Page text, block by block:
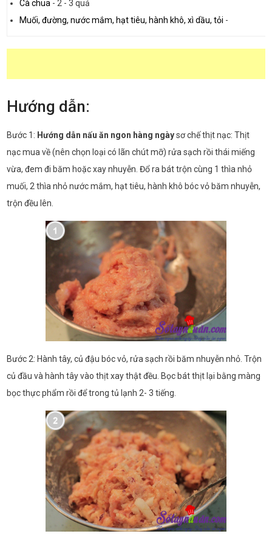
Cà chua -2 - 3 quả
Muối, đường, nước mắm, hạt tiêu, hành khô, xì dầu, tỏi -
Hướng dẫn:
Bước 1: Hướng dẫn nấu ăn ngon hàng ngàysơ chế thịt nạc: Thịt
nạc mua về (nên chọn loại có lãn chút mỡ) rửa sạch rồi thái miếng
vừa, đem đi băm hoặc xay nhuyễn. Đổ ra bát trộn cùng 1 thìa nhỏ
muối, 2 thìa nhỏ nước mắm, hạt tiêu, hành khô bóc vỏ băm nhuyễn,
trộn đều lên.
Bước 2: Hành tây, củ đậu bóc vỏ, rửa sạch rồi băm nhuyễn nhỏ. Trộn
củ đầu và hành tây vào thịt xay thật đều. Bọc bát thịt lại bằng màng
bọc thực phẩm rồi để trong tủ lạnh 2- 3 tiếng.